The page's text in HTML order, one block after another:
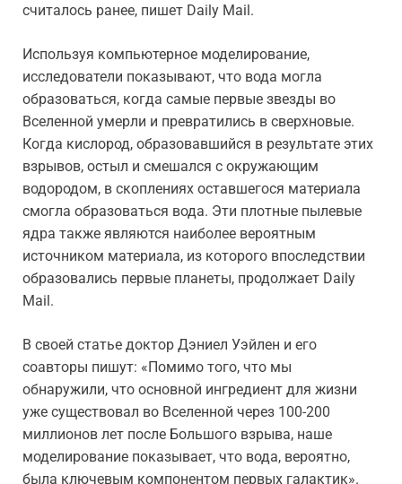
считалось ранее, пишет Daily Mail.
Используя компьютерное моделирование,
исследователи показывают, что вода могла
образоваться, когда самые первые звезды во
Вселенной умерли и превратились в сверхновые.
Когда кислород, образовавшийся в результате этих
взрывов, остыл и смешался с окружающим
водородом, в скоплениях оставшегося материала
смогла образоваться вода. Эти плотные пылевые
ядра также являются наиболее вероятным
источником материала, из которого впоследствии
образовались первые планеты, продолжает Daily
Mail.
В своей статье доктор Дэниел Уэйлен и его
соавторы пишут: «Помимо того, что мы
обнаружили, что основной ингредиент для жизни
уже существовал во Вселенной через 100-200
миллионов лет после Большого взрыва, наше
моделирование показывает, что вода, вероятно,
была ключевым компонентом первых галактик».